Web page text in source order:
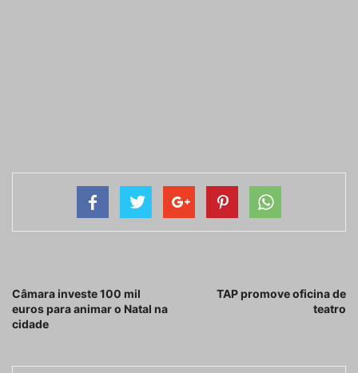
Câmara investe 100 mil
euros para animar o Natal na
cidade
TAP promove oficina de
teatro